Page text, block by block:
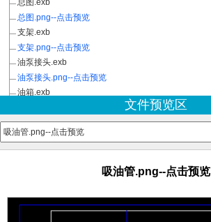
总图.exb
总图.png--点击预览
支架.exb
支架.png--点击预览
油泵接头.exb
油泵接头.png--点击预览
油箱.exb
油箱盖.exb
油缸盖.png--点击预览
集成.png--点击预览
文件预览区
吸油管.png--点击预览